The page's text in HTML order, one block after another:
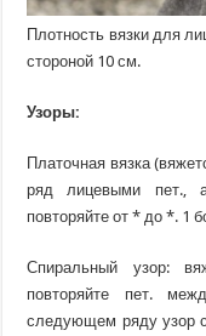
Плотность вязки для
стороной 10 см.
Узоры:
Платочная вязка
ряд лицевыми пет.,
повторяйте от * до *. 1
Спиральный узор:
повторяйте пет.
следующем ряду узор